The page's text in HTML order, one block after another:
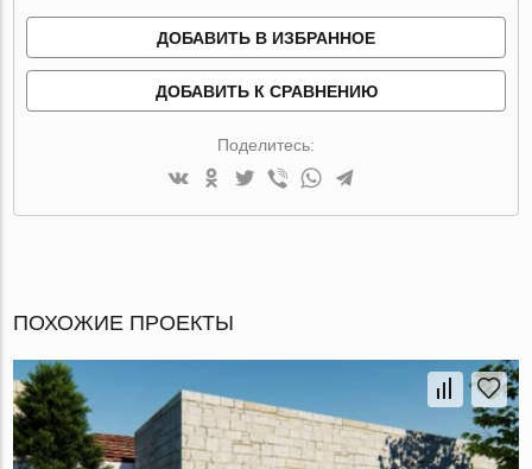
ДОБАВИТЬ В ИЗБРАННОЕ
ДОБАВИТЬ К СРАВНЕНИЮ
Поделитесь:
ПОХОЖИЕ ПРОЕКТЫ